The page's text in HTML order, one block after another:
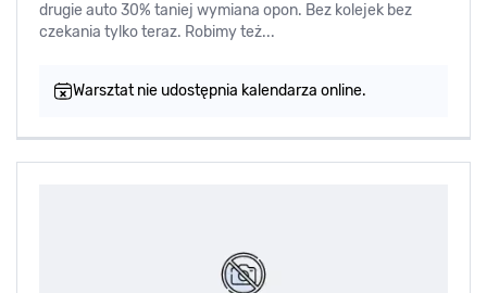
drugie auto 30% taniej wymiana opon. Bez kolejek bez
czekania tylko teraz. Robimy też...
Warsztat nie udostępnia kalendarza online.